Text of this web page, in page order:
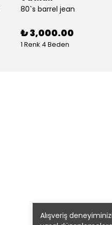
Alışveriş
80`s barrel jean
₺ 3,000.00
1 Renk 4 Beden